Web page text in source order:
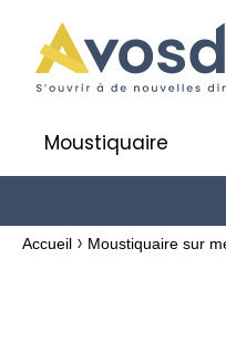
Moustiquaire
Accueil Moustiquaire sur